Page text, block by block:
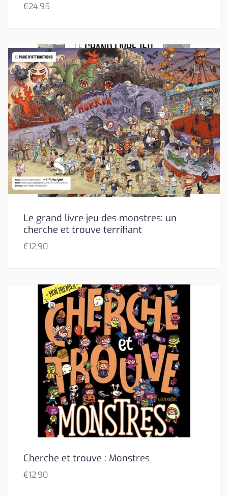
€24,95
Le grand livre jeu des monstres: un
cherche et trouve terrifiant
€12,90
Cherche et trouve : Monstres
€12,90